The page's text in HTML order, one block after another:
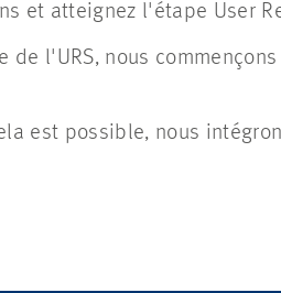
et atteignez l'étape User
de l'URS, nous
est possible, nous